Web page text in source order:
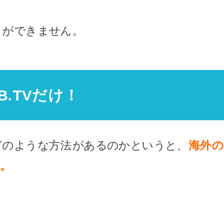
できません。
だけ！
ような方法があるのかというと、 海外の